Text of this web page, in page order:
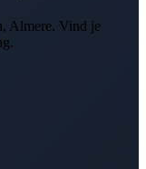
Almere. Vind je